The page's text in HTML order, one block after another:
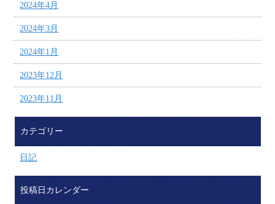
2024年4月
2024年3月
2024年1月
2023年12月
2023年11月
カテゴリー
日記
投稿日カレンダー